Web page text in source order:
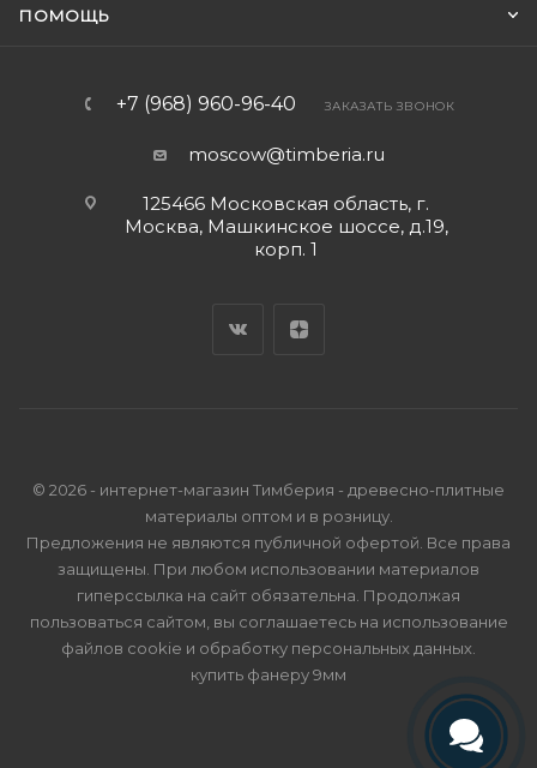
ПОМОЩЬ
+7 (968) 960-96-40 ЗАКАЗАТЬ ЗВОНОК
moscow@timberia.ru
125466 Московская область, г.
Москва, Машкинское шоссе, д.19,
корп. 1
© 2026 - интернет-магазин Тимберия - древесно-плитные
материалы оптом и в розницу.
Предложения не являются публичной офертой. Все права
защищены. При любом использовании материалов
гиперссылка на сайт обязательна. Продолжая
пользоваться сайтом, вы соглашаетесь на использование
файлов cookie и обработку персональных данных
купить фанеру 9мм